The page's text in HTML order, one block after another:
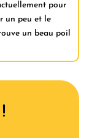
pour
un peu et le
un beau poil